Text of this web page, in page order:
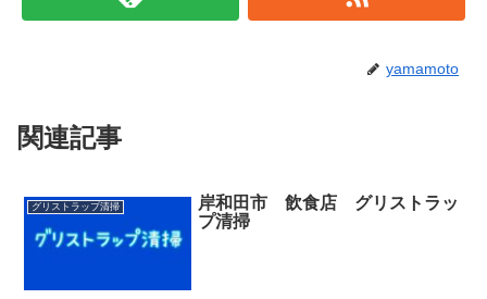
yamamoto
関連記事
グリストラップ清掃
岸和田市 飲食店 グリストラッ
プ清掃